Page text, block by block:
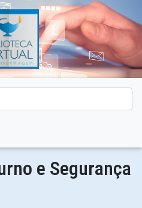
e Segurança